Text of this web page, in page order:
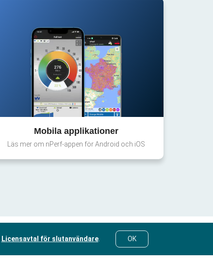
Mobila applikationer
Läs mer om nPerf-appen för Android och iOS
Licensavtal för slutanvändare. OK